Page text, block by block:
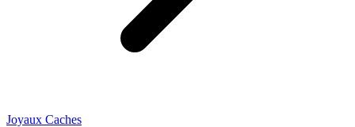
Joyaux Caches